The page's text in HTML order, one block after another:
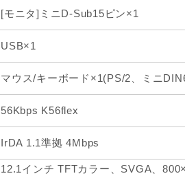
[モニタ]ミニD-Sub15ピン×1
USB×1
マウス/キーボード×1(PS/2、ミニ
56Kbps K56flex
IrDA 1.1準拠 4Mbps
12.1インチ TFTカラー、SVGA、